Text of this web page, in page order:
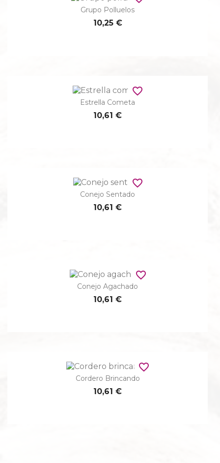
Grupo Polluelos
10,25 €
Estrella Cometa
10,61 €
favorite_border
Conejo Sentado
10,61 €
favorite_border
Conejo Agachado
10,61 €
favorite_border
Cordero Brincando
10,61 €
favorite_border